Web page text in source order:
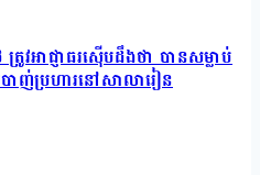
រូវអាជ្ញាធរស៊ើបដឹងថា បានសម្លាប់
ាញ់ប្រហារនៅសាលារៀន